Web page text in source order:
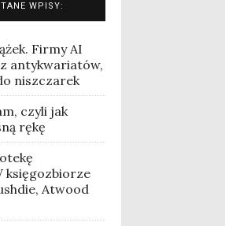
WPISY:
Firmy AI
antykwariatów,
niszczarek
czyli jak
rękę
księgozbiorze
Atwood